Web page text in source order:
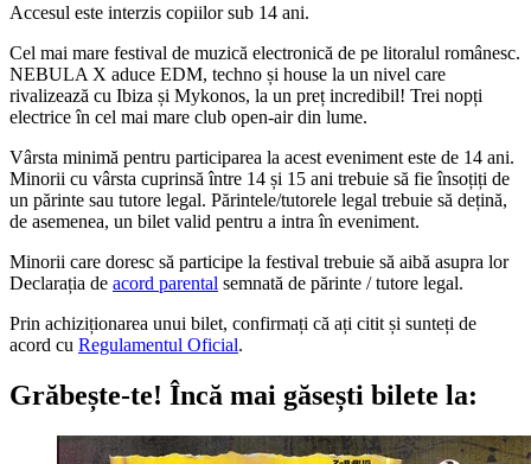
Accesul este interzis copiilor sub 14 ani.
Cel mai mare festival de muzică electronică de pe litoralul românesc.
NEBULA X aduce EDM, techno și house la un nivel care
rivalizează cu Ibiza și Mykonos, la un preț incredibil! Trei nopți
electrice în cel mai mare club open-air din lume.
Vârsta minimă pentru participarea la acest eveniment este de 14 ani.
Minorii cu vârsta cuprinsă între 14 și 15 ani trebuie să fie însoțiți de
un părinte sau tutore legal. Părintele/tutorele legal trebuie să dețină,
de asemenea, un bilet valid pentru a intra în eveniment.
Minorii care doresc să participe la festival trebuie să aibă asupra lor
Declarația de acord parental semnată de părinte / tutore legal.
Prin achiziționarea unui bilet, confirmați că ați citit și sunteți de
acord cu Regulamentul Oficial.
Grăbește-te! Încă mai găsești bilete la: